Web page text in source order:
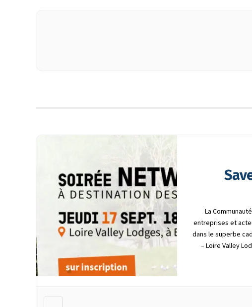
La
entreprises et
dans le superbe
– Loire Valley